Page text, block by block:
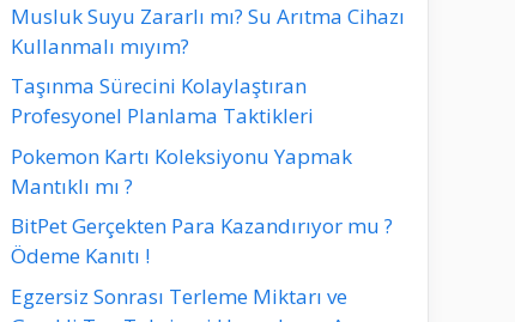
Musluk Suyu Zararlı mı? Su Arıtma Cihazı
Kullanmalı mıyım?
Taşınma Sürecini Kolaylaştıran
Profesyonel Planlama Taktikleri
Pokemon Kartı Koleksiyonu Yapmak
Mantıklı mı ?
BitPet Gerçekten Para Kazandırıyor mu ?
Ödeme Kanıtı !
Egzersiz Sonrası Terleme Miktarı ve